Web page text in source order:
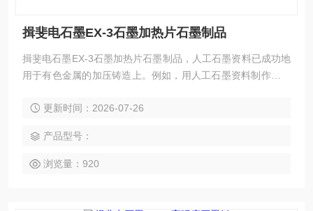
揖斐电石墨EX-3石墨加热片石墨制品
揖斐电石墨EX-3石墨加热片石墨制品，人工石墨资料已成功地
用于有色金属的加压铸造上。例如，用人工石墨资料制作的加
方面。更新时间：2026-07-26
产品型号：
浏览量：920